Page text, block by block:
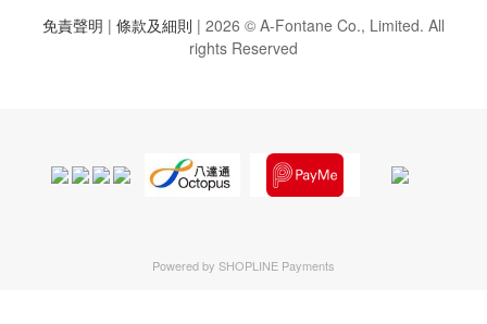
免責聲明 | 條款及細則 | 2026 © A-Fontane Co., Limited. All
rights Reserved
Powered by SHOPLINE Payments